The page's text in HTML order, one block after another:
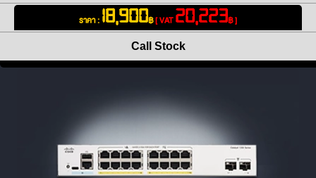
ราคา : 18,900฿[ VAT20,223฿ ]
Call Stock